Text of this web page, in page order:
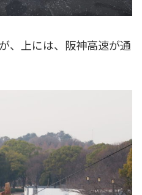
、上には、阪神高速が通